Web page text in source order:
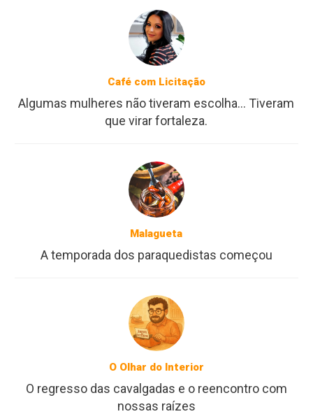
Café com Licitação
Algumas mulheres não tiveram escolha... Tiveram
que virar fortaleza.
Malagueta
A temporada dos paraquedistas começou
O Olhar do Interior
O regresso das cavalgadas e o reencontro com
nossas raízes